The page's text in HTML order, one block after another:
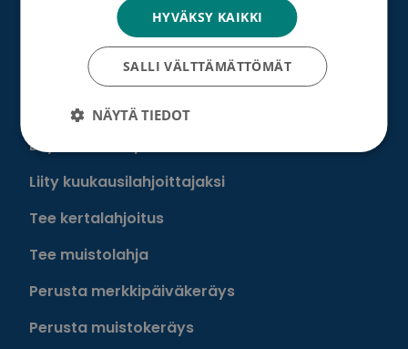
Munien puolesta -keräys
Löydä oma tapasi auttaa
Liity kuukausilahjoittajaksi
Tee kertalahjoitus
Tee muistolahja
Perusta merkkipäiväkeräys
Perusta muistokeräys
HYVÄKSY KAIKKI
SALLI VÄLTTÄMÄTTÖMÄT
NÄYTÄ TIEDOT